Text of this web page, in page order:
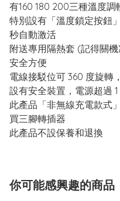
有160 180 200三種溫度調
特別設有「溫度鎖定按鈕
秒自動激活
附送專用隔熱套 (記得關
安全方便
電線接駁位可 360 度旋轉
設有安全裝置，電源超過
此產品「非無線充電款式
買三腳轉插器
此產品不設保養和退換
你可能感興趣的商品